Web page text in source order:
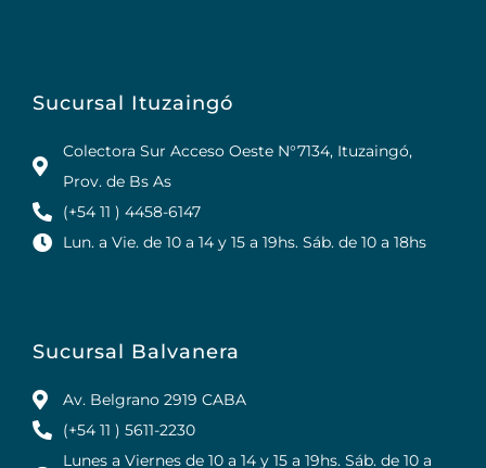
Sucursal Ituzaingó
Colectora Sur Acceso Oeste N°7134, Ituzaingó,
Prov. de Bs As
(+54 11 ) 4458-6147
Lun. a Vie. de 10 a 14 y 15 a 19hs. Sáb. de 10 a 18hs
Sucursal Balvanera
Av. Belgrano 2919 CABA
(+54 11 ) 5611-2230
Lunes a Viernes de 10 a 14 y 15 a 19hs. Sáb. de 10 a